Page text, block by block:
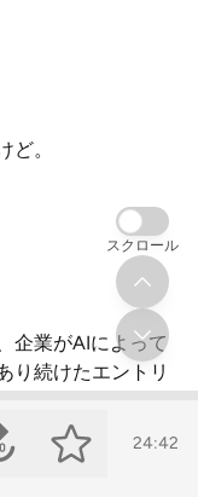
ど。
企業がAIによって
り続けたエントリ
。でも当たり前で
堅が減れば将来の
24:42
スクロール